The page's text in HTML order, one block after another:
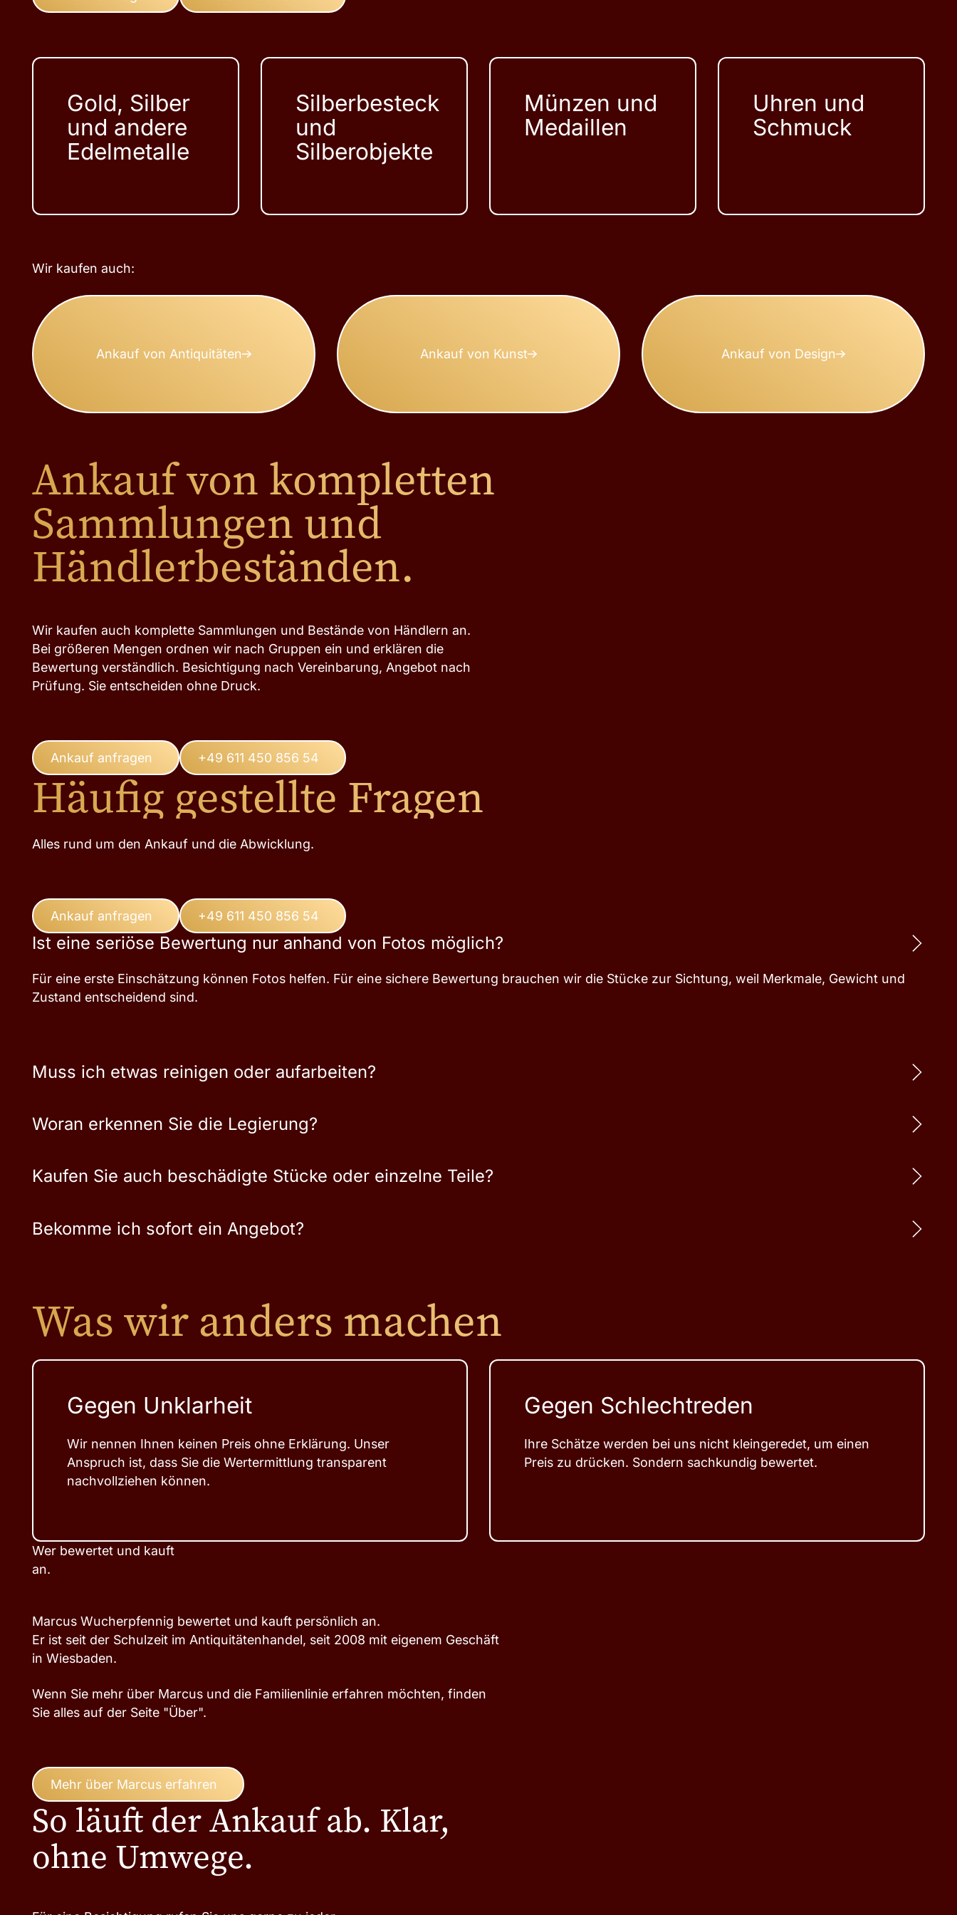
Gold, Silber
und andere
Edelmetalle
Silberbesteck
und
Silberobjekte
Münzen und
Medaillen
Uhren und
Schmuck
Wir kaufen auch:
Ankauf von Antiquitäten Ankauf von Kunst Ankauf von Design
Ankauf von kompletten
Sammlungen und
Händlerbeständen.
Wir kaufen auch komplette Sammlungen und Bestände von Händlern an.
Bei größeren Mengen ordnen wir nach Gruppen ein und erklären die
Bewertung verständlich. Besichtigung nach Vereinbarung, Angebot nach
Prüfung. Sie entscheiden ohne Druck.
Ankauf anfragen +49 611 450 856 54
Häufig gestellte Fragen
Alles rund um den Ankauf und die Abwicklung.
Ankauf anfragen +49 611 450 856 54
Ist eine seriöse Bewertung nur anhand von Fotos möglich?
Für eine erste Einschätzung können Fotos helfen. Für eine sichere Bewertung brauchen wir die Stücke zur Sichtung, weil Merkmale, Gewicht und
Zustand entscheidend sind.
Muss ich etwas reinigen oder aufarbeiten?
Woran erkennen Sie die Legierung?
Kaufen Sie auch beschädigte Stücke oder einzelne Teile?
Bekomme ich sofort ein Angebot?
Was wir anders machen
Gegen Unklarheit
Wir nennen Ihnen keinen Preis ohne Erklärung. Unser
Anspruch ist, dass Sie die Wertermittlung transparent
nachvollziehen können.
Gegen Schlechtreden
Ihre Schätze werden bei uns nicht kleingeredet, um einen
Preis zu drücken. Sondern sachkundig bewertet.
Wer bewertet und kauft
an.
Marcus Wucherpfennig bewertet und kauft persönlich an.
Er ist seit der Schulzeit im Antiquitätenhandel, seit 2008 mit eigenem Geschäft
in Wiesbaden.
Wenn Sie mehr über Marcus und die Familienlinie erfahren möchten, finden
Sie alles auf der Seite "Über".
Mehr über Marcus erfahren
So läuft der Ankauf ab. Klar,
ohne Umwege.